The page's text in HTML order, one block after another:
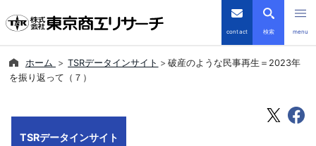
contact 検索 menu
ホーム TSRデータインサイト
破産のような民事再生＝2023年
を振り返って（７）
TSRデータインサイト